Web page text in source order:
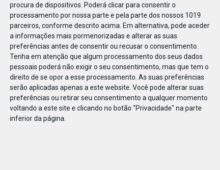
procura de dispositivos. Poderá clicar para consentir o
processamento por nossa parte e pela parte dos nossos 1019
parceiros, conforme descrito acima. Em alternativa, pode aceder
a informações mais pormenorizadas e alterar as suas
preferências antes de consentir ou recusar o consentimento.
Tenha em atenção que algum processamento dos seus dados
pessoais poderá não exigir o seu consentimento, mas que tem o
direito de se opor a esse processamento. As suas preferências
serão aplicadas apenas a este website. Você pode alterar suas
preferências ou retirar seu consentimento a qualquer momento
voltando a este site e clicando no botão "Privacidade" na parte
inferior da página.
503611907221099